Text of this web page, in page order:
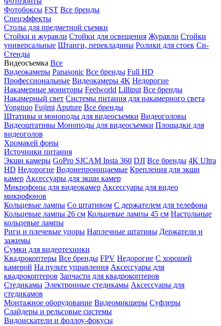
Фотобоксы FST Все бренды
Спецэффекты
Столы для предметной съемки
Стойки и журавли Стойки для освещения Журавли Стойки
универсальные Штанги, перекладины Ролики для стоек Си-
Стенды
Видеосъемка Все
Видеокамеры Panasonic Все бренды Full HD
Профессиональные Видеокамеры 4K Недорогие
Накамерные мониторы Feelworld Lilliput Все бренды
Накамерный свет Системы питания для накамерного света
Yongnuo Fujimi Aputure Все бренды
Штативы и моноподы для видеосъемки Видеоголовы
Видеоштативы Моноподы для видеосъемки Площадки для
видеоголов
Хромакей фоны
Источники питания
Экшн камеры GoPro SJCAM Insta 360 DJI Все бренды 4K Ultra
HD Недорогие Водонепроницаемые Крепления для экшн
камер Аксессуары для экшн камер
Микрофоны для видеокамер Аксессуары для видео
микрофонов
Кольцевые лампы Со штативом C держателем для телефона
Кольцевые лампы 26 см Кольцевые лампы 45 см Настольные
кольцевые лампы
Риги и плечевые упоры Наплечные штативы Держатели и
зажимы
Сумки для видеотехники
Квадрокоптеры Все бренды FPV Недорогие С хорошей
камерой На пульте управления Аксессуары для
квадрокоптеров Запчасти для квадрокоптеров
Стедикамы Электронные стедикамы Аксессуары для
стедикамов
Монтажное оборудование Видеомикшеры Суфлеры
Слайдеры и рельсовые системы
Видоискатели и фоллоу-фокусы